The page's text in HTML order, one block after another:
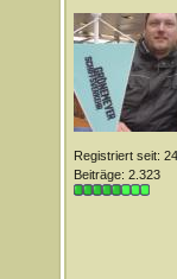
Registriert seit:
Beiträge: 2.323